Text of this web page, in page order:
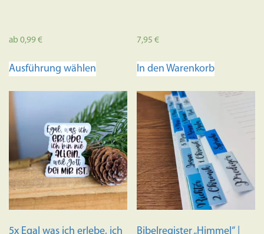
ab 0,99€
Ausführung wählen
mehrere
Varianten
auf.
Die
Optionen
können
auf
7,95€
In den Warenkorb
5x Egal was ich erlebe, ich
Bibelregister „Himmel“ |